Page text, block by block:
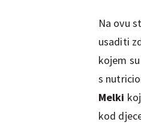
Na ovu
usaditi
kojem
s
Melki
kod